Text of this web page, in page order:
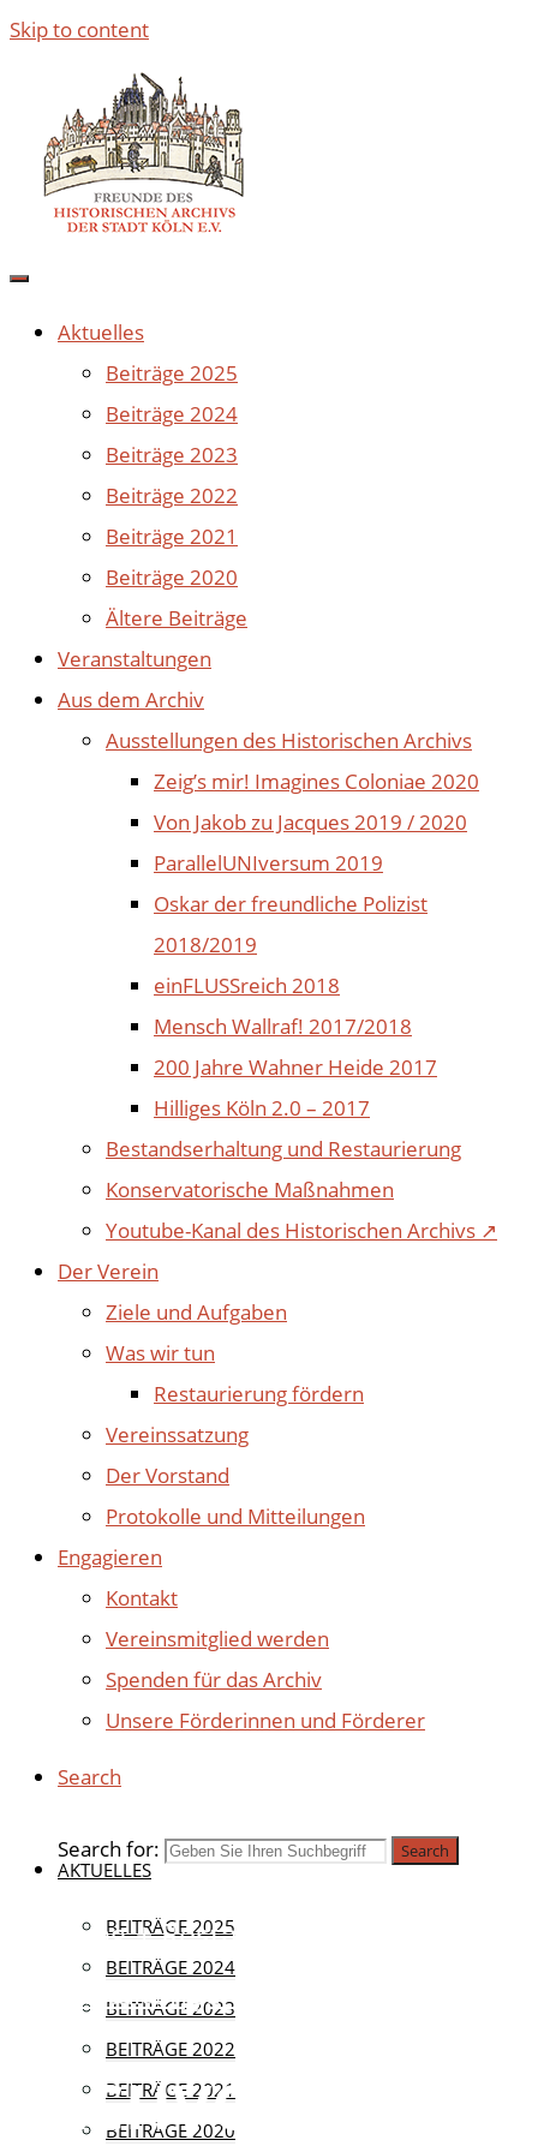
Skip to content
Aktuelles
Beiträge 2025
Beiträge 2024
Beiträge 2023
Beiträge 2022
Beiträge 2021
Beiträge 2020
Ältere Beiträge
Veranstaltungen
Aus dem Archiv
Ausstellungen des Historischen Archivs
Zeig’s mir! Imagines Coloniae 2020
Von Jakob zu Jacques 2019 / 2020
ParallelUNIversum 2019
Oskar der freundliche Polizist
2018/2019
einFLUSSreich 2018
Mensch Wallraf! 2017/2018
200 Jahre Wahner Heide 2017
Hilliges Köln 2.0 – 2017
Bestandserhaltung und Restaurierung
Konservatorische Maßnahmen
Youtube-Kanal des Historischen Archivs ↗
Der Verein
Ziele und Aufgaben
Was wir tun
Restaurierung fördern
Vereinssatzung
Der Vorstand
Protokolle und Mitteilungen
Engagieren
Kontakt
Vereinsmitglied werden
Spenden für das Archiv
Unsere Förderinnen und Förderer
Search
Search for: Search
AKTUELLES
BEITRÄGE 2025
BEITRÄGE 2024
BEITRÄGE 2023
BEITRÄGE 2022
BEITRÄGE 2021
BEITRÄGE 2020
Bergung + Restaurierung
Veranstaltungen
FACHVORTRÄGE